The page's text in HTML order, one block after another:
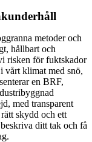
metoder och
hållbart och
risken för fuktskador
vårt klimat med snö,
en BRF,
med transparent
skydd och ett
ditt tak och få